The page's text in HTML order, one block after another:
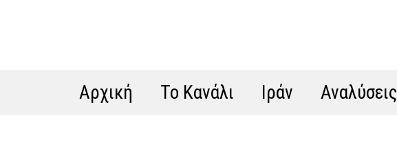
Αρχική Το Κανάλι Ιράν Αναλύσεις